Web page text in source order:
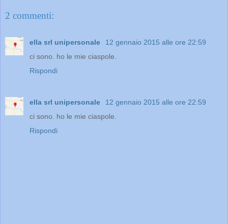
2 commenti:
ella srl unipersonale
12 gennaio 2015 alle ore 22:59
ci sono. ho le mie ciaspole.
Rispondi
ella srl unipersonale
12 gennaio 2015 alle ore 22:59
ci sono. ho le mie ciaspole.
Rispondi